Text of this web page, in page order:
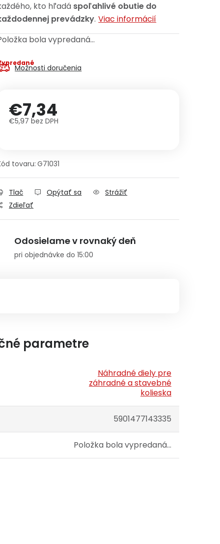
kto hľadá spoľahlivé obutie do
prevádzky. Viac informácií
bola vypredaná…
Možnosti doručenia
€7,34
€5,97 bez DPH
tovaru: G71031
Tlač Opýtať sa
Strážiť
Zdieľať
Odosielame v rovnaký deň
pri objednávke do 15:00
parametre
Náhradné diely pre
záhradné a stavebné
kolieska
5901477143335
Položka bola vypredaná…